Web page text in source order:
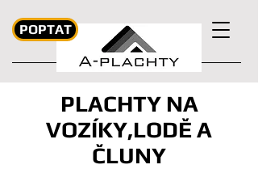
POPTAT
PLACHTY NA
VOZÍKY,LODĚ A
ČLUNY